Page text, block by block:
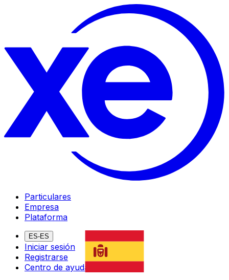
Particulares
Empresa
Plataforma
ES-ES
Iniciar sesión
Registrarse
Centro de ayuda